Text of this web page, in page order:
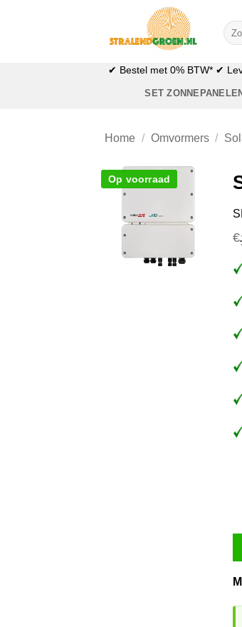
naar:
✔ Bestel met 0% BTW* ✔
SET ZONNEPANELEN
Home / Omvormers /
Op voorraad
€